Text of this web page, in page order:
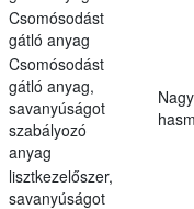
Csomósodást
gátló anyag
Csomósodást
gátló anyag,
savanyúságot
szabályozó
anyag
lisztkezelőszer,
savanyúságot